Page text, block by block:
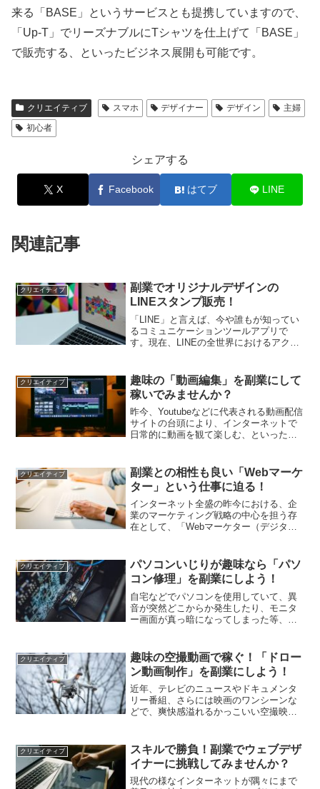
来る「BASE」というサービスとも提携していますので、
「Up-T」でリーズナブルにTシャツを仕上げて「BASE」
で販売する、といったビジネス展開も可能です。
クリエイティブ スマホ デザイナー デザイン
主婦
初心者
シェアする
X Facebook はてブ LINE
関連記事
クリエイティブ
副業でオリジナルデザインの
LINEスタンプ販売！
「LINE」と言えば、今や誰もが知ってい
るコミュニケーションツールアプリで
す。現在、LINEの全世界におけるアクテ
ない必須アプリとなっています。この
LINEの人気を決...
クリエイティブ
趣味の「動画編集」を副業にして
稼いでみませんか？
昨今、Youtubeなどに代表される動画配信
サイトの台頭により、インターネットで
日常的に動画を観て楽しむ、といった価
た潮流に後押しされ、「動画市場（特に
インターネット上...
クリエイティブ
副業との相性も良い「Webマーケ
ター」という仕事に迫る！
インターネット全盛の昨今における、企
業のマーケティング戦略の中心を担う存
在として、「Webマーケター（デジタル
ライン完結型の業務が多くテレワーク形
態での作業が可能な為、...
クリエイティブ
パソコンいじりが趣味なら「パソ
コン修理」を副業にしよう！
自宅などでパソコンを使用していて、異
音が突然どこからか発生したり、モニタ
ー画面が真っ暗になってしまった等、こ
ンに関する知識がある方、トラブルの対
処経験が豊富にある方など...
クリエイティブ
趣味の空撮動画で稼ぐ！「ドロー
ン動画制作」を副業にしよう！
近年、テレビのニュースやドキュメンタ
リー番組、さらには映画のワンシーンな
どで、爽快感溢れるかっこいい空撮映像
ローン」の存在・普及が大きく影響して
います。コンピューター制...
クリエイティブ
スキルで勝負！副業でウェブデザ
イナーに挑戦してみませんか？
現代の様なインターネットが隅々にまで